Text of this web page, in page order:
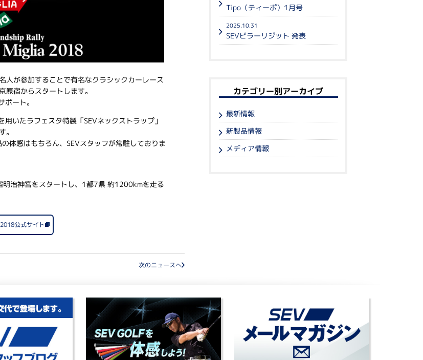
人が参加することで有名なクラシックカーレース
宿からスタートします。
ート。
いたラフェスタ特製「SEVネックストラップ」
。
体感はもちろん、SEVスタッフが常駐しておりま
治神宮をスタートし、1都7県 約1200kmを走る
公式サイト
次のニュースへ
Tipo（ティーポ）1月号
2025.10.31
SEVピラーリジット 発表
カテゴリー別アーカイブ
最新情報
新製品情報
メディア情報